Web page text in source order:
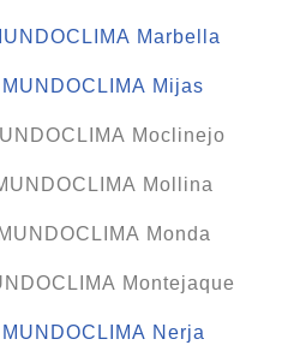
Marbella
Mijas
Moclinejo
Mollina
Monda
Montejaque
Nerja